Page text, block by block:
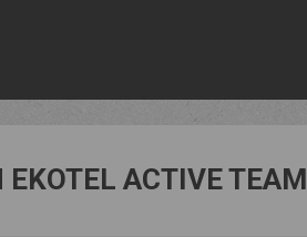
ACTIVE TEAM